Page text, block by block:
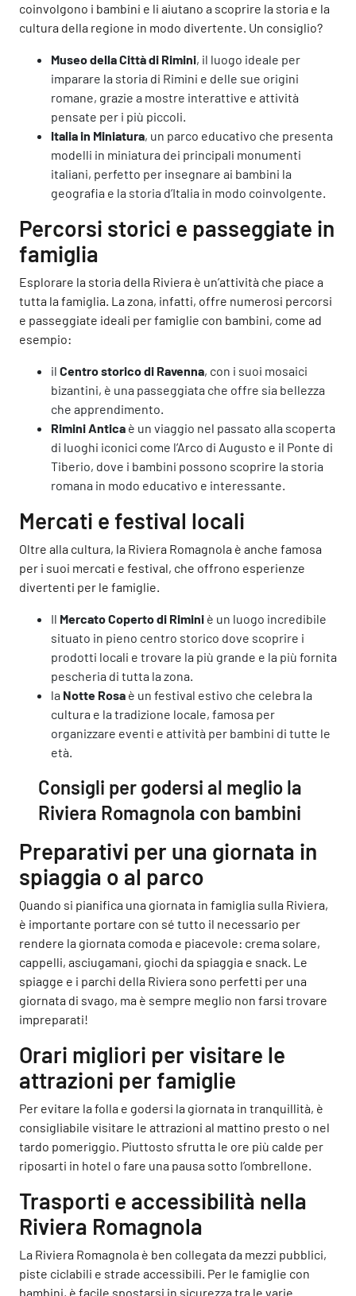
coinvolgono i bambini e li aiutano a scoprire la storia e la
cultura della regione in modo divertente. Un consiglio?
Museo della Città di Rimini, il luogo ideale per
imparare la storia di Rimini e delle sue origini
romane, grazie a mostre interattive e attività
pensate per i più piccoli.
Italia in Miniatura, un parco educativo che presenta
modelli in miniatura dei principali monumenti
italiani, perfetto per insegnare ai bambini la
geografia e la storia d’Italia in modo coinvolgente.
Percorsi storici e passeggiate in
famiglia
Esplorare la storia della Riviera è un’attività che piace a
tutta la famiglia. La zona, infatti, offre numerosi percorsi
e passeggiate ideali per famiglie con bambini, come ad
esempio:
il Centro storico di Ravenna, con i suoi mosaici
bizantini, è una passeggiata che offre sia bellezza
che apprendimento.
Rimini Antica è un viaggio nel passato alla scoperta
di luoghi iconici come l’Arco di Augusto e il Ponte di
Tiberio, dove i bambini possono scoprire la storia
romana in modo educativo e interessante.
Mercati e festival locali
Oltre alla cultura, la Riviera Romagnola è anche famosa
per i suoi mercati e festival, che offrono esperienze
divertenti per le famiglie.
Il Mercato Coperto di Rimini è un luogo incredibile
situato in pieno centro storico dove scoprire i
prodotti locali e trovare la più grande e la più fornita
pescheria di tutta la zona.
la Notte Rosa è un festival estivo che celebra la
cultura e la tradizione locale, famosa per
organizzare eventi e attività per bambini di tutte le
età.
Consigli per godersi al meglio la
Riviera Romagnola con bambini
Preparativi per una giornata in
spiaggia o al parco
Quando si pianifica una giornata in famiglia sulla Riviera,
è importante portare con sé tutto il necessario per
rendere la giornata comoda e piacevole: crema solare,
cappelli, asciugamani, giochi da spiaggia e snack. Le
spiagge e i parchi della Riviera sono perfetti per una
giornata di svago, ma è sempre meglio non farsi trovare
impreparati!
Orari migliori per visitare le
attrazioni per famiglie
Per evitare la folla e godersi la giornata in tranquillità, è
consigliabile visitare le attrazioni al mattino presto o nel
tardo pomeriggio. Piuttosto sfrutta le ore più calde per
riposarti in hotel o fare una pausa sotto l’ombrellone.
Trasporti e accessibilità nella
Riviera Romagnola
La Riviera Romagnola è ben collegata da mezzi pubblici,
piste ciclabili e strade accessibili. Per le famiglie con
bambini, è facile spostarsi in sicurezza tra le varie